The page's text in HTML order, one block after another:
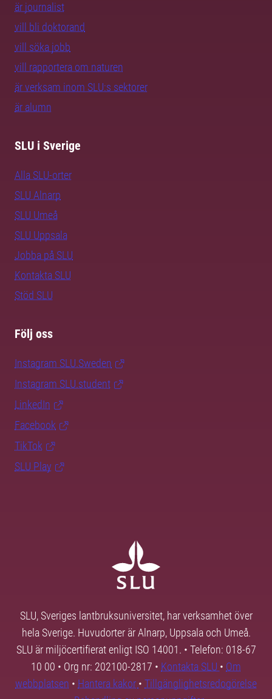
är journalist
vill bli doktorand
vill söka jobb
vill rapportera om naturen
är verksam inom SLU:s sektorer
är alumn
SLU i Sverige
Alla SLU-orter
SLU Alnarp
SLU Umeå
SLU Uppsala
Jobba på SLU
Kontakta SLU
Stöd SLU
Följ oss
Instagram SLU.Sweden
Instagram SLU.student
LinkedIn
Facebook
TikTok
SLU Play
SLU, Sveriges lantbruksuniversitet, har verksamhet över
hela Sverige. Huvudorter är Alnarp, Uppsala och Umeå.
SLU är miljöcertifierat enligt ISO 14001. • Telefon: 018-67
10 00 • Org nr: 202100-2817 • Kontakta SLU • Om
webbplatsen • Hantera kakor • Tillgänglighetsredogörelse